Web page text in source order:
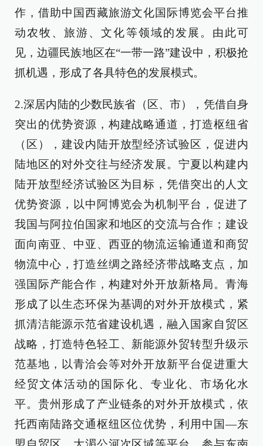
作，借助中国西藏旅游文化国际博览会平台推
动农牧、旅游、文化等领域的发展。由此可
见，边疆民族地区在“一带一路”建设中，积极抢
抓机遇，形成了各具特色的发展模式。
2.深居内陆的少数民族省（区、市），凭借自身
突出的优势资源，构建战略通道，打造枢纽省
（区），建设内陆开放型经济试验区，促进内
陆地区的对外交往与经济发展。宁夏以构建内
陆开放型经济试验区为目标，凭借突出的人文
优势资源，以中阿博览会为机制平台，促进了
我国与阿拉伯国家和地区的交流与合作；建设
面向南亚、中亚、西亚的物流运输通道和商贸
物流中心，打造丝绸之路经济带战略支点，加
强国际产能合作，构建对外开放新格局。青海
形成了以生态环保为基调的对外开放模式，紧
抓清洁能源示范省建设机遇，融入国家自贸区
战略，打造特色轻工、新能源外贸转型升级示
范基地，以青洽会等对外开放新平台促进重大
经贸文体活动的国际化、专业化、市场化水
平。贵州形成了产业链条的对外开放模式，依
托西南陆路交通枢纽区位优势，利用中国—东